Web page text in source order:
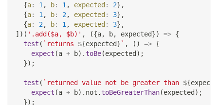
{a: 1 , b: 1 , expected : 2} ,
{a: 1 , b: 2, expected : 3} ,
{a: 2, b: 1 , expected : 3} ,
] ) ( '.add($a, $b)' , ({a, b, expected}) => {
test ( ` returns ${expected} ` , ( ) => {
expect (a + b) . toBe(expected ) ;
}) ;
test ( ` returned value not be greater than ${
expect (a + b) . not . toBeGreaterThan(expected ) ;
}) ;